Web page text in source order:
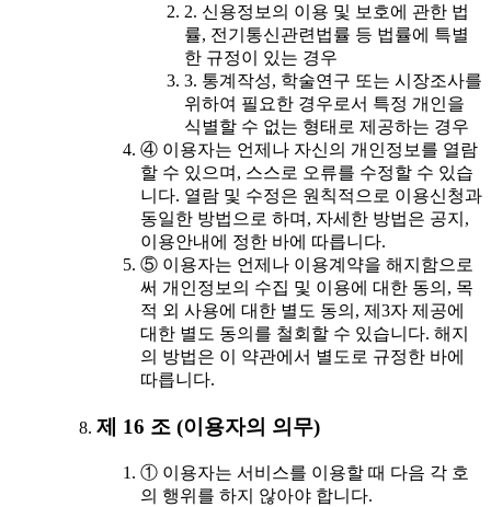
2. 신용정보의 이용 및 보호에 관한 법
률, 전기통신관련법률 등 법률에 특별
한 규정이 있는 경우
3. 통계작성, 학술연구 또는 시장조사를
위하여 필요한 경우로서 특정 개인을
식별할 수 없는 형태로 제공하는 경우
④ 이용자는 언제나 자신의 개인정보를 열람
할 수 있으며, 스스로 오류를 수정할 수 있습
니다. 열람 및 수정은 원칙적으로 이용신청과
동일한 방법으로 하며, 자세한 방법은 공지,
이용안내에 정한 바에 따릅니다.
⑤ 이용자는 언제나 이용계약을 해지함으로
써 개인정보의 수집 및 이용에 대한 동의, 목
적 외 사용에 대한 별도 동의, 제3자 제공에
대한 별도 동의를 철회할 수 있습니다. 해지
의 방법은 이 약관에서 별도로 규정한 바에
따릅니다.
제 16 조 (이용자의 의무)
① 이용자는 서비스를 이용할 때 다음 각 호
의 행위를 하지 않아야 합니다.